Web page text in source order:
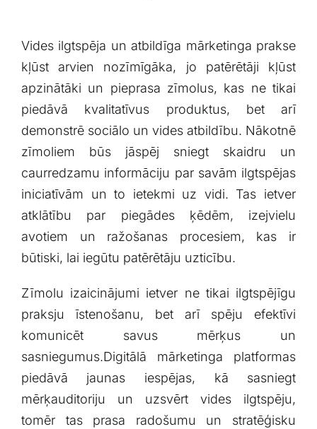
Vides ilgtspēja un⁤ atbildīga mārketinga prakse
kļūst arvien nozīmīgāka, ‌jo patērētāji kļūst
apzinātāki un‍ pieprasa zīmolus, kas ne tikai
piedāvā kvalitatīvus produktus, bet⁤ arī⁣
demonstrē ‍sociālo un vides⁤ atbildību. Nākotnē
zīmoliem būs jāspēj sniegt skaidru ‌un
caurredzamu informāciju par savām ilgtspējas
iniciatīvām un to​ ietekmi​ uz vidi.​ Tas ietver
atklātību par piegādes ķēdēm, izejvielu
avotiem⁣ un ražošanas procesiem, kas ir
būtiski, lai iegūtu patērētāju uzticību.
Zīmolu izaicinājumi ietver ne tikai ilgtspējīgu
praksju īstenošanu, bet arī ⁢spēju‍ efektīvi‌
komunicēt savus mērķus un
sasniegumus.Digitālā‌ mārketinga platformas
piedāvā jaunas‌ iespējas,⁣ kā⁣ sasniegt
mērķauditoriju un ‍uzsvērt vides ilgtspēju,
tomēr tas prasa radošumu un stratēģisku